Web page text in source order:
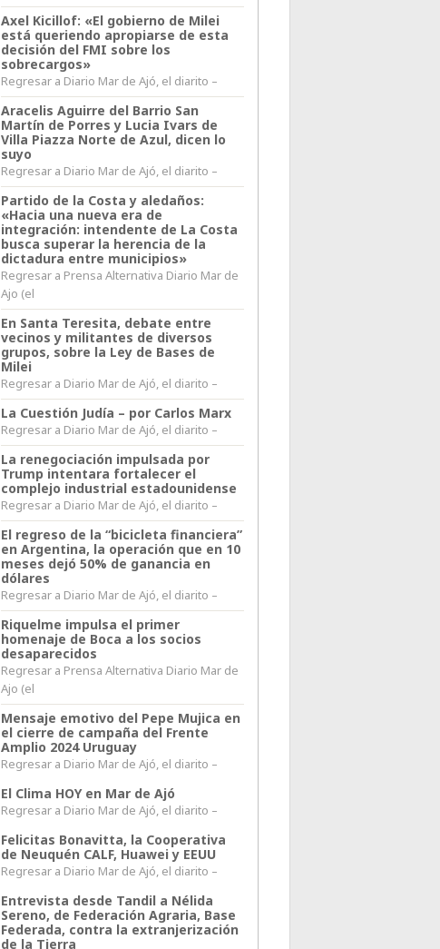
Axel Kicillof: «El gobierno de Milei
está queriendo apropiarse de esta
decisión del FMI sobre los
sobrecargos»
Regresar a Diario Mar de Ajó, el diarito –
Aracelis Aguirre del Barrio San
Martín de Porres y Lucia Ivars de
Villa Piazza Norte de Azul, dicen lo
suyo
Regresar a Diario Mar de Ajó, el diarito –
Partido de la Costa y aledaños:
«Hacia una nueva era de
integración: intendente de La Costa
busca superar la herencia de la
dictadura entre municipios»
Regresar a Prensa Alternativa Diario Mar de
Ajo (el
En Santa Teresita, debate entre
vecinos y militantes de diversos
grupos, sobre la Ley de Bases de
Milei
Regresar a Diario Mar de Ajó, el diarito –
La Cuestión Judía – por Carlos Marx
Regresar a Diario Mar de Ajó, el diarito –
La renegociación impulsada por
Trump intentara fortalecer el
complejo industrial estadounidense
Regresar a Diario Mar de Ajó, el diarito –
El regreso de la “bicicleta financiera”
en Argentina, la operación que en 10
meses dejó 50% de ganancia en
dólares
Regresar a Diario Mar de Ajó, el diarito –
Riquelme impulsa el primer
homenaje de Boca a los socios
desaparecidos
Regresar a Prensa Alternativa Diario Mar de
Ajo (el
Mensaje emotivo del Pepe Mujica en
el cierre de campaña del Frente
Amplio 2024 Uruguay
Regresar a Diario Mar de Ajó, el diarito –
El Clima HOY en Mar de Ajó
Regresar a Diario Mar de Ajó, el diarito –
Felicitas Bonavitta, la Cooperativa
de Neuquén CALF, Huawei y EEUU
Regresar a Diario Mar de Ajó, el diarito –
Entrevista desde Tandil a Nélida
Sereno, de Federación Agraria, Base
Federada, contra la extranjerización
de la Tierra